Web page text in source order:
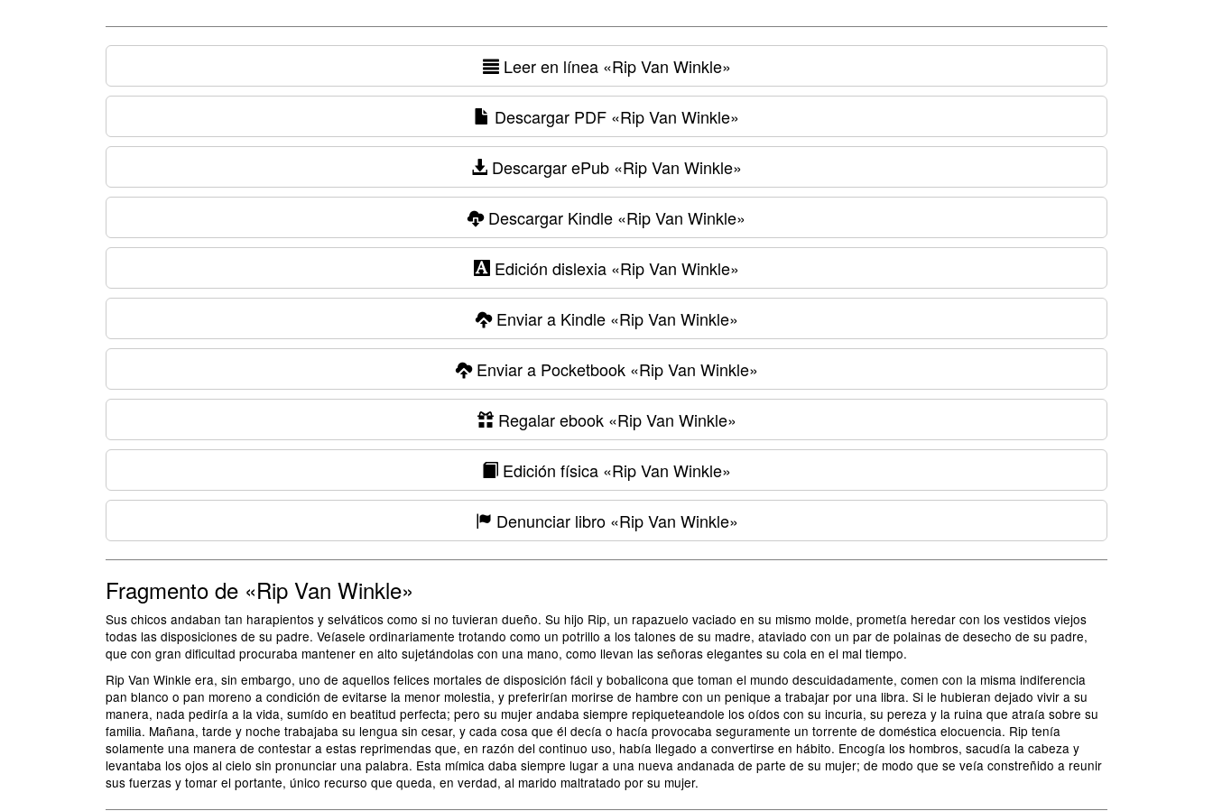
Leer en línea«Rip Van Winkle»
Descargar PDF «Rip Van Winkle»
Descargar ePub «Rip Van Winkle»
Descargar Kindle «Rip Van Winkle»
Edición dislexia «Rip Van Winkle»
Enviar a Kindle«Rip Van Winkle»
Enviar a Pocketbook«Rip Van Winkle»
Regalar ebook«Rip Van Winkle»
Edición física «Rip Van Winkle»
Denunciar libro«Rip Van Winkle»
Fragmento de «Rip Van Winkle»
Sus chicos andaban tan harapientos y selváticos como si no tuvieran dueño. Su hijo Rip, un rapazuelo vaciado en su mismo molde, prometía heredar con los vestidos viejos
todas las disposiciones de su padre. Veíasele ordinariamente trotando como un potrillo a los talones de su madre, ataviado con un par de polainas de desecho de su padre,
que con gran dificultad procuraba mantener en alto sujetándolas con una mano, como llevan las señoras elegantes su cola en el mal tiempo.
Rip Van Winkle era, sin embargo, uno de aquellos felices mortales de disposición fácil y bobalicona que toman el mundo descuidadamente, comen con la misma indiferencia
pan blanco o pan moreno a condición de evitarse la menor molestia, y preferirían morirse de hambre con un penique a trabajar por una libra. Si le hubieran dejado vivir a su
manera, nada pediría a la vida, sumído en beatitud perfecta; pero su mujer andaba siempre repiqueteandole los oídos con su incuria, su pereza y la ruina que atraía sobre su
familia. Mañana, tarde y noche trabajaba su lengua sin cesar, y cada cosa que él decía o hacía provocaba seguramente un torrente de doméstica elocuencia. Rip tenía
solamente una manera de contestar a estas reprimendas que, en razón del continuo uso, había llegado a convertirse en hábito. Encogía los hombros, sacudía la cabeza y
levantaba los ojos al cielo sin pronunciar una palabra. Esta mímica daba siempre lugar a una nueva andanada de parte de su mujer; de modo que se veía constreñido a reunir
sus fuerzas y tomar el portante, único recurso que queda, en verdad, al marido maltratado por su mujer.